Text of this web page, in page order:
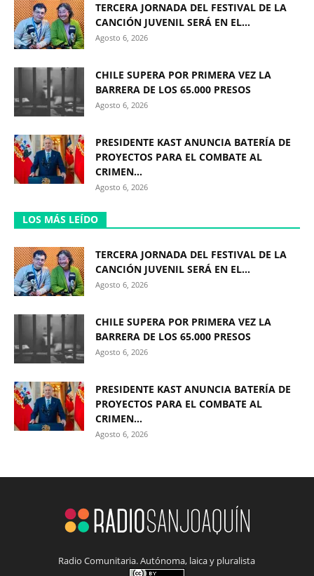
TERCERA JORNADA DEL FESTIVAL DE LA
CANCIÓN JUVENIL SERÁ EN EL...
Agosto 6, 2026
CHILE SUPERA POR PRIMERA VEZ LA
BARRERA DE LOS 65.000 PRESOS
Agosto 6, 2026
PRESIDENTE KAST ANUNCIA BATERÍA DE
PROYECTOS PARA EL COMBATE AL
CRIMEN...
Agosto 6, 2026
LOS MÁS LEÍDO
TERCERA JORNADA DEL FESTIVAL DE LA
CANCIÓN JUVENIL SERÁ EN EL...
Agosto 6, 2026
CHILE SUPERA POR PRIMERA VEZ LA
BARRERA DE LOS 65.000 PRESOS
Agosto 6, 2026
PRESIDENTE KAST ANUNCIA BATERÍA DE
PROYECTOS PARA EL COMBATE AL
CRIMEN...
Agosto 6, 2026
Radio Comunitaria. Autónoma, laica y pluralista